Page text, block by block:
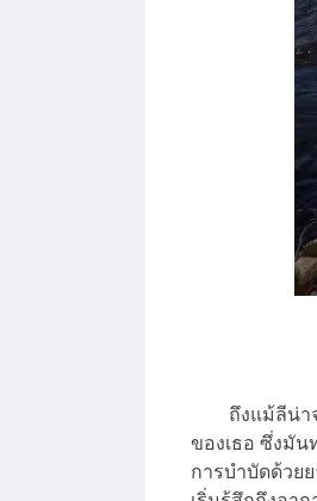
ถึงแม้ลีน่าจะ
ของเธอ ซึ่งมัน
การบำบัดด้วย